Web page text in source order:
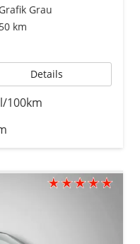
Grafik Grau
50 km
Details
100km